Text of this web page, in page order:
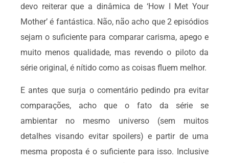
devo reiterar que a dinâmica de ‘How I Met Your
Mother’ é fantástica. Não, não acho que 2 episódios
sejam o suficiente para comparar carisma, apego e
muito menos qualidade, mas revendo o piloto da
série original, é nítido como as coisas fluem melhor.
E antes que surja o comentário pedindo pra evitar
comparações, acho que o fato da série se
ambientar no mesmo universo (sem muitos
detalhes visando evitar spoilers) e partir de uma
mesma proposta é o suficiente para isso. Inclusive